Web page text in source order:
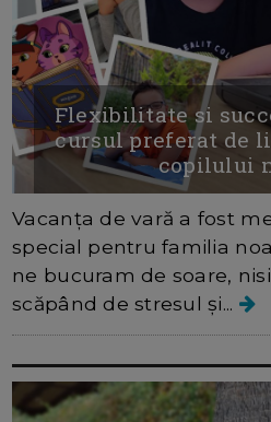
Flexibilitate si
cursul preferat de
copilului
Vacanța de vară a fost
special pentru familia
ne bucuram de soare,
scăpând de stresul și...